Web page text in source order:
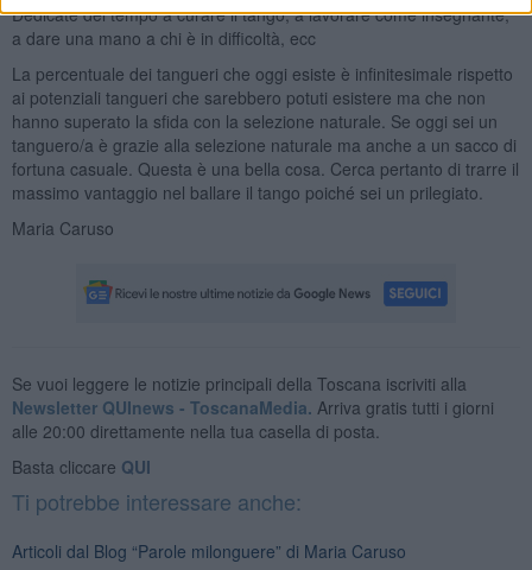
Dedicate del tempo a curare il tango, a lavorare come insegnante,
a dare una mano a chi è in difficoltà, ecc
La percentuale dei tangueri che oggi esiste è infinitesimale rispetto
ai potenziali tangueri che sarebbero potuti esistere ma che non
hanno superato la sfida con la selezione naturale. Se oggi sei un
tanguero/a è grazie alla selezione naturale ma anche a un sacco di
fortuna casuale. Questa è una bella cosa. Cerca pertanto di trarre il
massimo vantaggio nel ballare il tango poiché sei un prilegiato.
Maria Caruso
Se vuoi leggere le notizie principali della Toscana iscriviti alla
Newsletter QUInews - ToscanaMedia. Arriva gratis tutti i giorni
alle 20:00 direttamente nella tua casella di posta.
Basta cliccare QUI
Ti potrebbe interessare anche:
Articoli dal Blog “Parole milonguere” di Maria Caruso